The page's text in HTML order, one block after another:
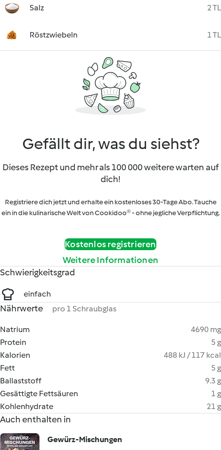
Salz 2 TL
Röstzwiebeln 1 TL
Gefällt dir, was du siehst?
Dieses Rezept und mehr als 100 000 weitere warten auf
dich!
Registriere dich jetzt und erhalte ein kostenloses 30-Tage Abo. Tauche
ein in die kulinarische Welt von Cookidoo® - ohne jegliche Verpflichtung.
Kostenlos registrieren
Weitere Informationen
Schwierigkeitsgrad
einfach
Nährwerte pro 1 Schraubglas
Natrium
4690 mg
Protein
5 g
Kalorien
488 kJ / 117 kcal
Fett
5 g
Ballaststoff
9.3 g
Gesättigte Fettsäuren
1 g
Kohlenhydrate
21 g
Auch enthalten in
Gewürz-Mischungen